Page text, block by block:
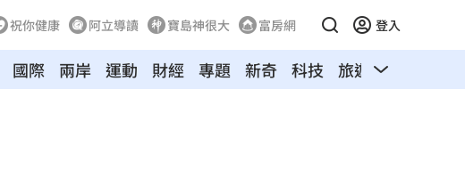
祝你健康 阿立導讀 寶島神很大 富房網 登入
國際 兩岸 運動 財經 專題 新奇 科技 旅遊 汽車